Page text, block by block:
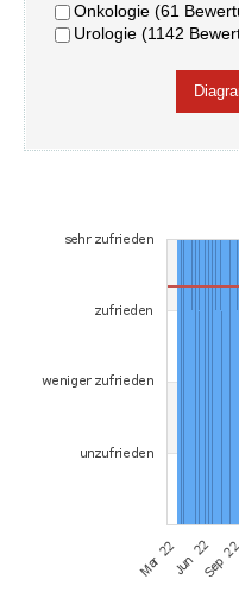
Onkologie (61
Urologie (1142